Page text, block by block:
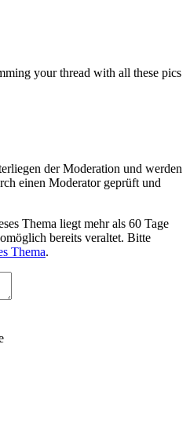
your thread with all these pics
der Moderation und werden
einen Moderator geprüft und
Thema liegt mehr als 60 Tage
bereits veraltet. Bitte
Thema.